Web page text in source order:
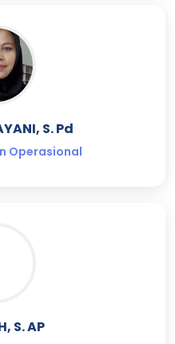
S. Pd
Operasional
S. AP